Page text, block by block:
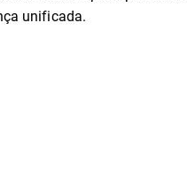
unificada.